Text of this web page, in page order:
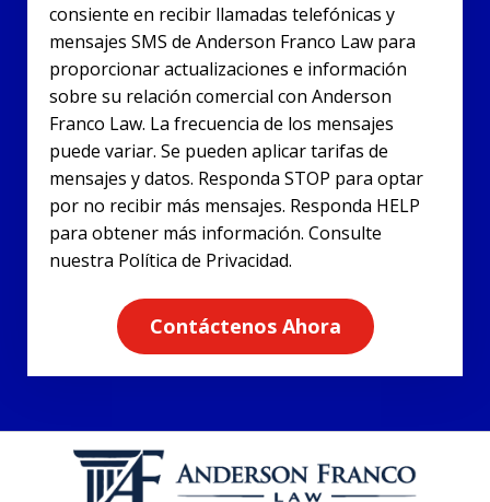
consiente en recibir llamadas telefónicas y
mensajes SMS de Anderson Franco Law para
proporcionar actualizaciones e información
sobre su relación comercial con Anderson
Franco Law. La frecuencia de los mensajes
puede variar. Se pueden aplicar tarifas de
mensajes y datos. Responda STOP para optar
por no recibir más mensajes. Responda HELP
para obtener más información. Consulte
nuestra Política de Privacidad.
Contáctenos Ahora